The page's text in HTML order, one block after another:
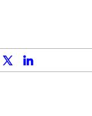
linkedin